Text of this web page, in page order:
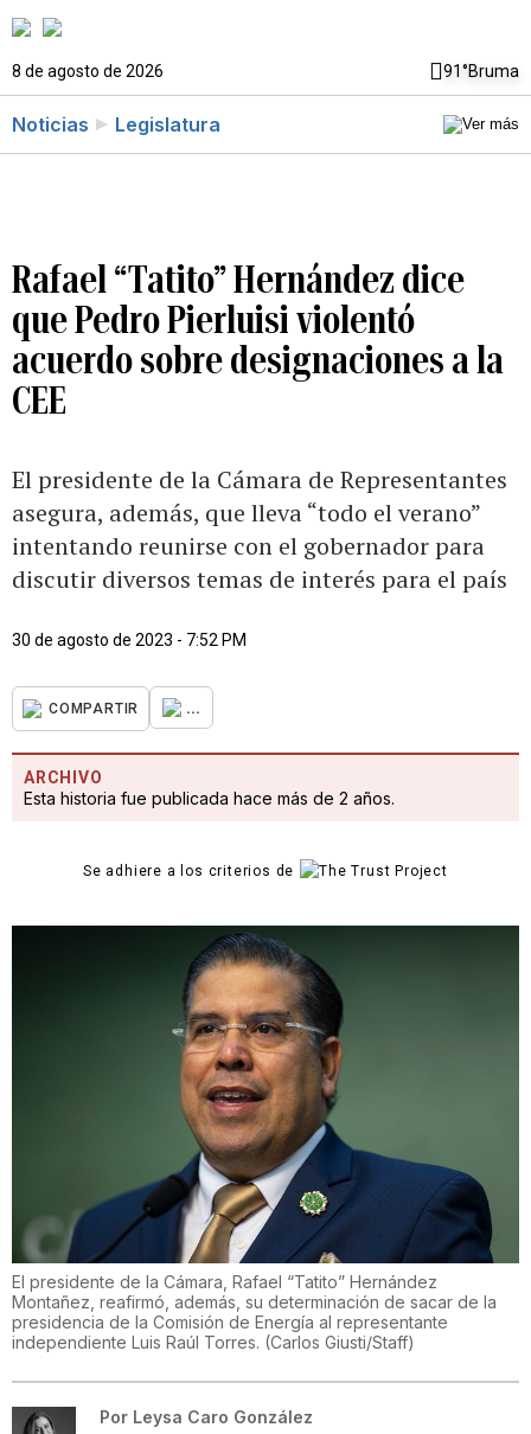
8 de agosto de 2026 91°Bruma
Noticias Legislatura
Rafael “Tatito” Hernández dice
que Pedro Pierluisi violentó
acuerdo sobre designaciones a la
CEE
El presidente de la Cámara de Representantes
asegura, además, que lleva “todo el verano”
intentando reunirse con el gobernador para
discutir diversos temas de interés para el país
30 de agosto de 2023 - 7:52 PM
COMPARTIR ...
ARCHIVO
Esta historia fue publicada hace más de 2 años.
Se adhiere a los criterios de
El presidente de la Cámara, Rafael “Tatito” Hernández
Montañez, reafirmó, además, su determinación de sacar de la
presidencia de la Comisión de Energía al representante
independiente Luis Raúl Torres. (Carlos Giusti/Staff)
Por Leysa Caro González